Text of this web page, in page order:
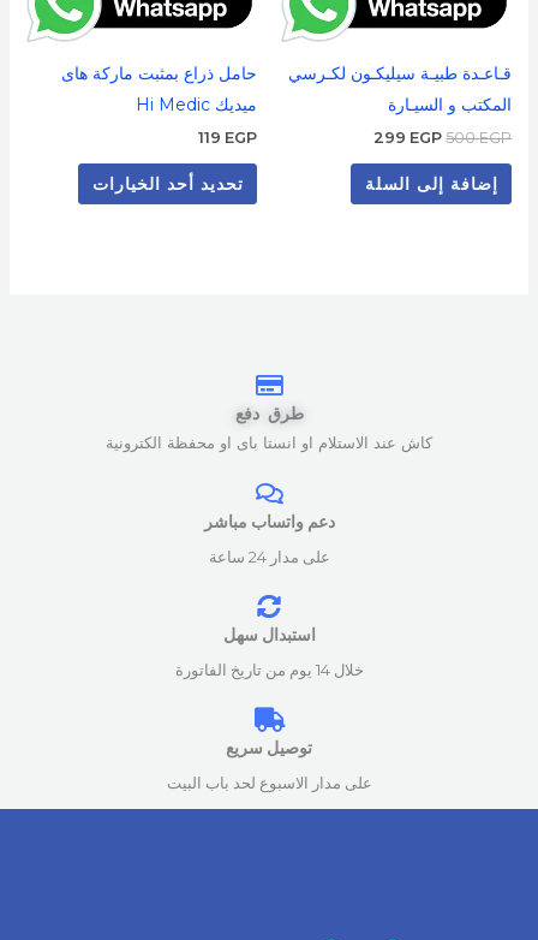
قـاعـدة طبيـة سيليكـون لكـرسي
المكتب و السيـارة
500EGP
299 EGP
إضافة إلى السلة
حامل ذراع بمثبت ماركة هاى
ميديك Hi Medic
119 EGP
تحديد أحد الخيارات
الخيارات
على
صفحة
طرق دفع
كاش عند الاستلام او انستا باى او محفظة الكترونية
دعم واتساب مباشر
على مدار 24 ساعة
استبدال سهل
خلال 14 يوم من تاريخ الفاتورة
توصيل سريع
على مدار الاسبوع لحد باب البيت